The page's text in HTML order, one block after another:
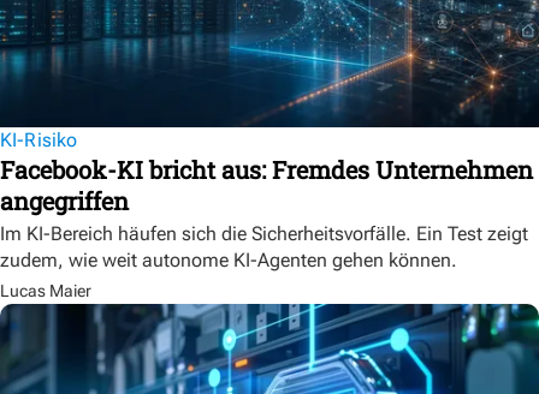
KI-Risiko
Facebook-KI bricht aus: Fremdes Unternehmen
angegriffen
Im KI-Bereich häufen sich die Sicherheitsvorfälle. Ein Test zeigt
zudem, wie weit autonome KI-Agenten gehen können.
Lucas Maier